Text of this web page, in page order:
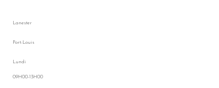
Lanester
Port-Louis
Lundi
09H00-13H00